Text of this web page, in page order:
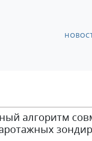
алгоритм